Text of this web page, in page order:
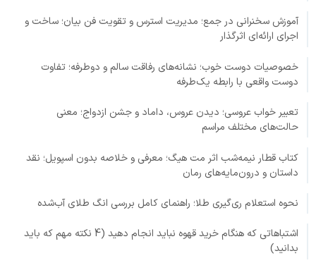
آموزش سخنرانی در جمع؛ مدیریت استرس و تقویت فن بیان؛ ساخت و
اجرای ارائه‌ای اثرگذار
خصوصیات دوست خوب؛ نشانه‌های رفاقت سالم و دوطرفه؛ تفاوت
دوست واقعی با رابطه یک‌طرفه
تعبیر خواب عروسی؛ دیدن عروس، داماد و جشن ازدواج؛ معنی
حالت‌های مختلف مراسم
کتاب قطار نیمه‌شب اثر مت هیگ؛ معرفی و خلاصه بدون اسپویل؛ نقد
داستان و درون‌مایه‌های رمان
نحوه استعلام ری‌گیری طلا؛ راهنمای کامل بررسی انگ طلای آب‌شده
اشتباهاتی که هنگام خرید قهوه نباید انجام دهید (4 نکته مهم که باید
بدانید)